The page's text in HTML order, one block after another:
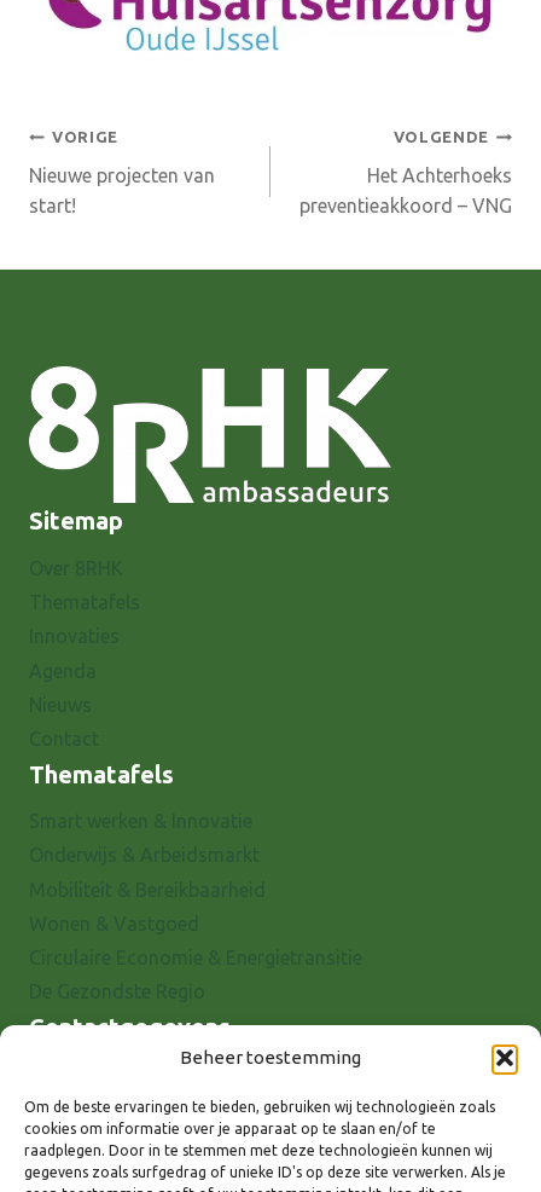
Beheer toestemming
Om de beste ervaringen te bieden, gebruiken wij technologieën zoals
cookies om informatie over je apparaat op te slaan en/of te
raadplegen. Door in te stemmen met deze technologieën kunnen wij
gegevens zoals surfgedrag of unieke ID's op deze site verwerken. Als je
Bericht
navigatie
VORIGE
Nieuwe projecten van
start!
VOLGENDE
Het Achterhoeks
preventieakkoord – VNG
Sitemap
Thematafels
Contactgegevens
7001 EX Doetinchem
E-mail: info@8rhk.nl
Telefoonnummers